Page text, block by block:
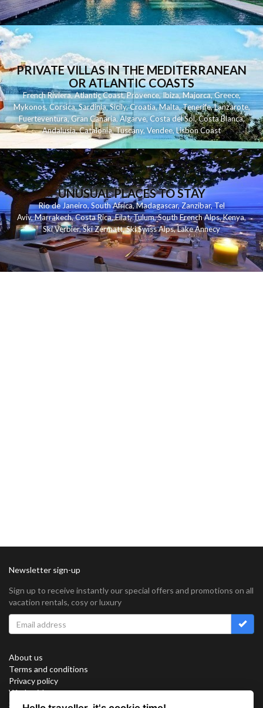
PRIVATE VILLAS IN THE MEDITERRANEAN
OR ATLANTIC COASTS
French Riviera,Atlantic Coast,Provence,Ibiza,Majorca,Greece,
Mykonos,Corsica,Sardinia,Sicily,Croatia,Malta,Tenerife,Lanzarote,
Fuerteventura,Gran Canaria,Algarve,Costa del Sol,Costa Blanca,
Andalusia,Catalonia,Tuscany,Vendee,Lisbon Coast
UNUSUAL PLACES TO STAY
Rio de Janeiro,South Africa,Madagascar,Zanzibar,Tel
Aviv,Marrakech,Costa Rica,Eilat,Tulum,South French Alps,Kenya,
Ski Verbier,Ski Zermatt,Ski Swiss Alps,Lake Annecy
Newsletter sign-up
Sign up to receive instantly our special offers and promotions on all
vacation rentals, cosy or luxury
About us
Terms and conditions
Privacy policy
Work with us
Sitemap